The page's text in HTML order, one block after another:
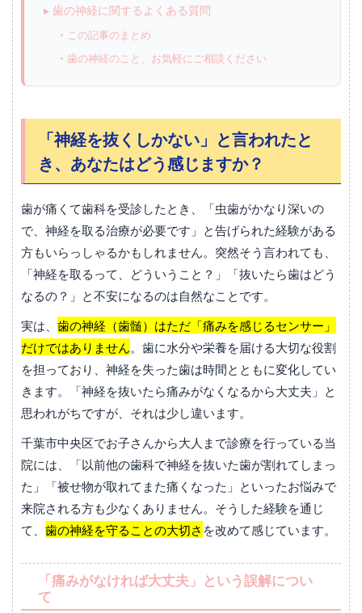
▸ 歯の神経に関するよくある質問
◦ この記事のまとめ
◦ 歯の神経のこと、お気軽にご相談ください
「神経を抜くしかない」と言われたと
き、あなたはどう感じますか？
歯が痛くて歯科を受診したとき、「虫歯がかなり深いの
で、神経を取る治療が必要です」と告げられた経験がある
方もいらっしゃるかもしれません。突然そう言われても、
「神経を取るって、どういうこと？」「抜いたら歯はどう
なるの？」と不安になるのは自然なことです。
実は、歯の神経（歯髄）はただ「痛みを感じるセンサー」
だけではありません。歯に水分や栄養を届ける大切な役割
を担っており、神経を失った歯は時間とともに変化してい
きます。「神経を抜いたら痛みがなくなるから大丈夫」と
思われがちですが、それは少し違います。
千葉市中央区でお子さんから大人まで診療を行っている当
院には、「以前他の歯科で神経を抜いた歯が割れてしまっ
た」「被せ物が取れてまた痛くなった」といったお悩みで
来院される方も少なくありません。そうした経験を通じ
て、歯の神経を守ることの大切さ を改めて感じています。
「痛みがなければ大丈夫」という誤解につい
て